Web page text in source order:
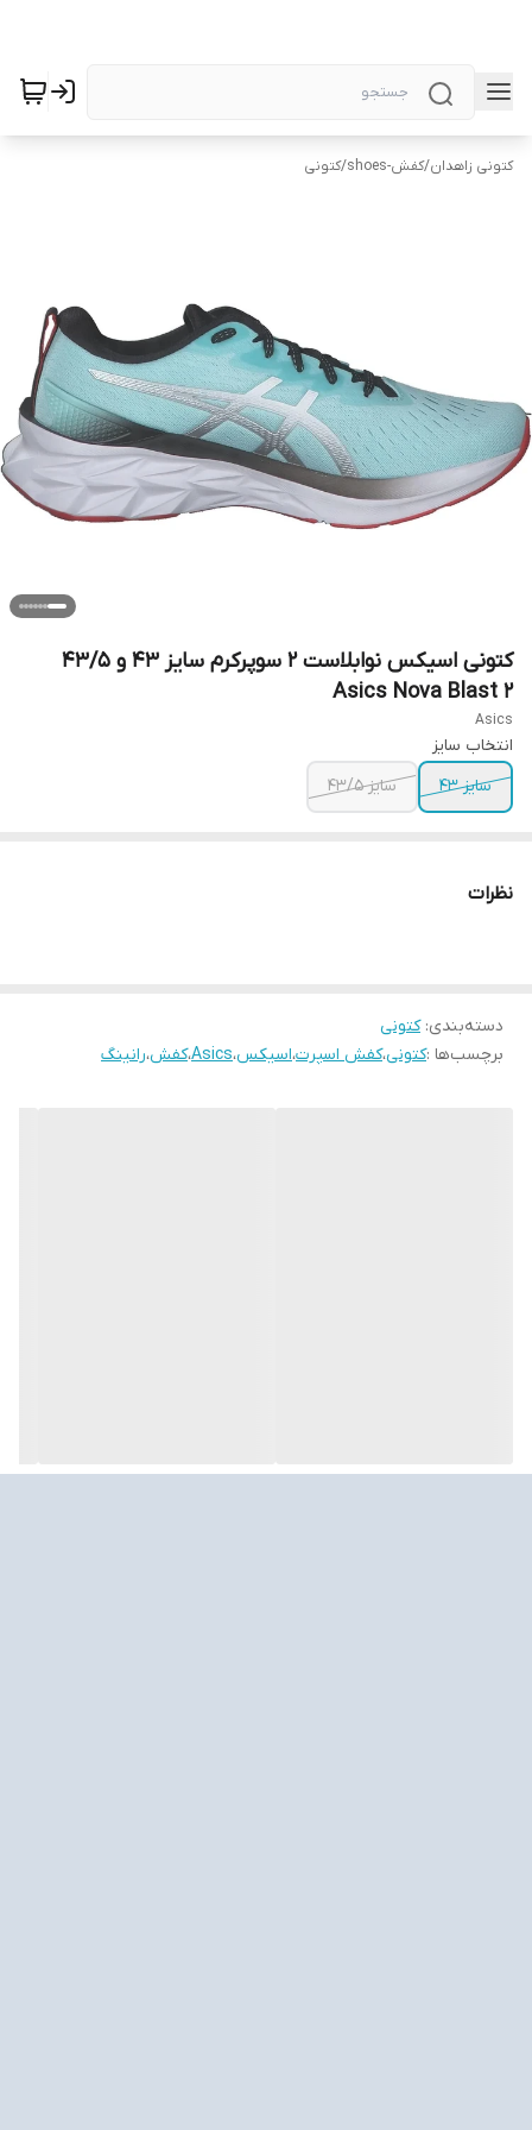
کتونی زاهدان/کفش-shoes /کتونی
کتونی اسیکس نوابلاست 2 سوپرکرم سایز ۴۳ و ۴۳/۵
Asics Nova Blast 2
Asics
انتخاب سایز
سایز ۴۳
سایز ۴۳/۵
نظرات
دسته‌بندی:کتونی
برچسب‌ها :کتونی،کفش اسپرت،اسیکس،Asics،کفش،رانینگ